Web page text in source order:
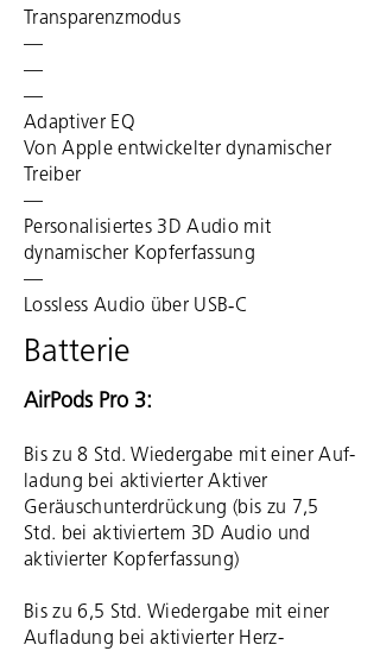
Trans­pa­renz­modus
—
—
—
Adaptiver EQ
Von Apple entwickelter dynamischer
Treiber
—
Persona­lisiertes 3D Audio mit
dynamischer Kopferfassung
—
Lossless Audio über USB‑C
Batterie
AirPods Pro 3:
Bis zu 8 Std. Wieder­gabe mit einer Auf­
la­dung bei aktivierter Aktiver
Geräusch­unter­drückung (bis zu 7,5
Std. bei aktiviertem 3D Audio und
aktivierter Kopferfassung)
Bis zu 6,5 Std. Wieder­gabe mit einer
Auf­la­dung bei aktivierter Herz­